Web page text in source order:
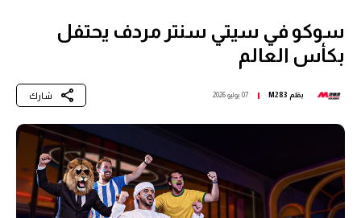
سوكو في سيتي سنتر مردف يحتفل
بكأس العالم
بقلم M283 07 يوليو 2026 شارك